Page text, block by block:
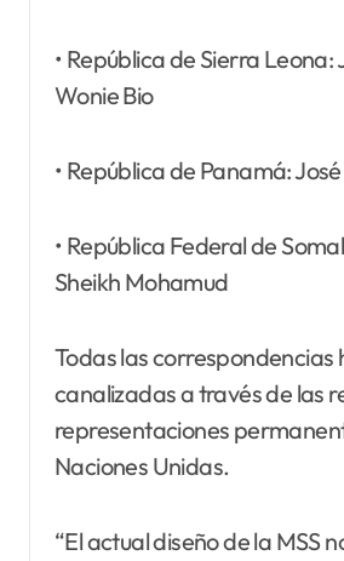
• República de Sierra Leona:
Wonie Bio
• República de Panamá:
• República Federal de
Sheikh Mohamud
Todas las correspondencias
canalizadas a través de las
representaciones
Naciones Unidas.
“El actual diseño de la MSS